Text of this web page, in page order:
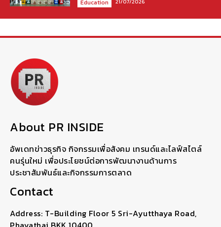
Education 21/07/2026
About PR INSIDE
อัพเดทข่าวธุรกิจ กิจกรรมเพื่อสังคม เทรนด์และไลฟ์สไตล์
คนรุ่นใหม่ เพื่อประโยชน์ต่อการพัฒนางานด้านการ
ประชาสัมพันธ์และกิจกรรมการตลาด
Contact
Address: T-Building Floor 5 Sri-Ayutthaya Road,